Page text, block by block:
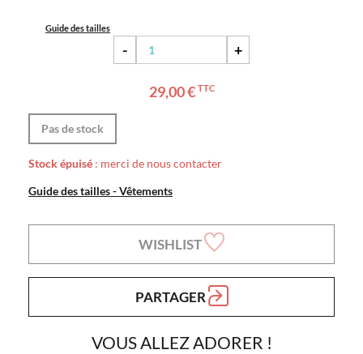
Guide des tailles
- +
29,00 € TTC
Pas de stock
Stock épuisé : merci de nous contacter
Guide des tailles - Vêtements
WISHLIST
PARTAGER
VOUS ALLEZ ADORER !